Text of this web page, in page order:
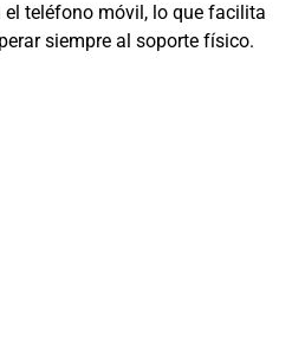
teléfono móvil, lo que facilita
siempre al soporte físico.